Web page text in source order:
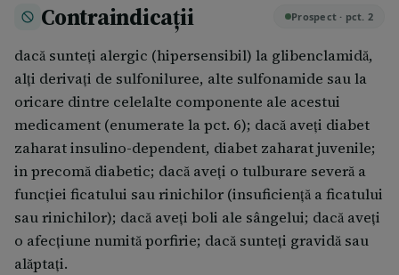
glibenclamidă pe zi, in funcţie de valoarea glicemiei,
repartizând doza inainte de cele 2-3 mese principale.
Doza va fi crescută la intervale de câteva zile. Dozele
zilnice de pană la 3,5 mg glibenclamidă (2
comprimate Glibenclamidă Arena 1,75 mg sau un
comprimat Glibenclamidă Arena 3,5 mg) pot fi
administrate o singură dată, dimineaţa, la micul
dejun, cu puţin lichid. Dozele mai mari se vor diviza
în două prize, dimineaţa şi seara, administrate înainte
de mese. Pentru tratamentul de intreţinere doza
zilnică maximă recomandată este de 15 mg
Contraindicații Prospect · pct. 2
dacă sunteţi alergic (hipersensibil) la glibenclamidă,
alţi derivaţi de sulfoniluree, alte sulfonamide sau la
oricare dintre celelalte componente ale acestui
medicament (enumerate la pct. 6); dacă aveţi diabet
zaharat insulino-dependent, diabet zaharat juvenile;
in precomă diabetic; dacă aveţi o tulburare severă a
funcţiei ficatului sau rinichilor (insuficienţă a ficatului
sau rinichilor); dacă aveți boli ale sângelui; dacă aveţi
o afecţiune numită porfirie; dacă sunteţi gravidă sau
alăptaţi.